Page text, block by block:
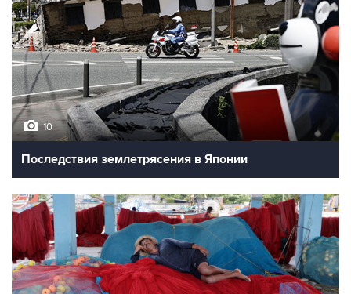
10
Последствия землетрясения в Японии